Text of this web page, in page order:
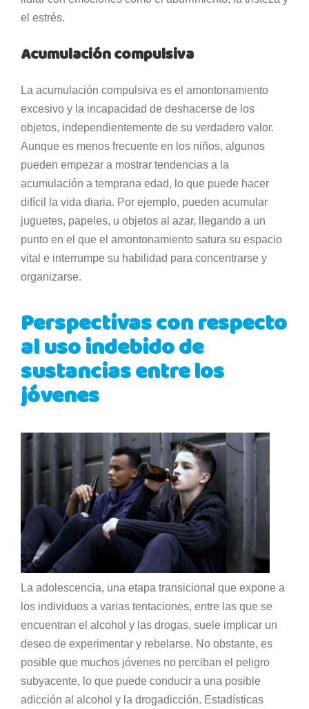
el estrés.
Acumulación compulsiva
La acumulación compulsiva es el amontonamiento
excesivo y la incapacidad de deshacerse de los
objetos, independientemente de su verdadero valor.
Aunque es menos frecuente en los niños, algunos
pueden empezar a mostrar tendencias a la
acumulación a temprana edad, lo que puede hacer
difícil la vida diaria. Por ejemplo, pueden acumular
juguetes, papeles, u objetos al azar, llegando a un
punto en el que el amontonamiento satura su espacio
vital e interrumpe su habilidad para concentrarse y
organizarse.
Perspectivas con respecto
al uso indebido de
sustancias entre los
jóvenes
La adolescencia, una etapa transicional que expone a
los individuos a varias tentaciones, entre las que se
encuentran el alcohol y las drogas, suele implicar un
deseo de experimentar y rebelarse. No obstante, es
posible que muchos jóvenes no perciban el peligro
subyacente, lo que puede conducir a una posible
adicción al alcohol y la drogadicción. Estadísticas